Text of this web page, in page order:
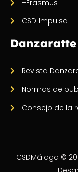
+Erasmus
CSD Impulsa
Danzaratte
Revista
Normas de
Consejo de la
CSDMálaga ©